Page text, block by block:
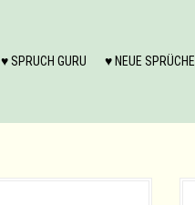
♥ SPRUCH GURU ♥ NEUE SPRÜCHE